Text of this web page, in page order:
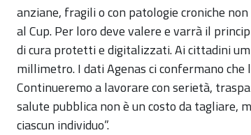
anziane, fragili o con patologie croniche
al Cup. Per loro deve valere e varrà il
di cura protetti e digitalizzati. Ai cittadini
millimetro. I dati Agenas ci confermano
Continueremo a lavorare con serietà,
salute pubblica non è un costo da tagliare,
ciascun individuo”.